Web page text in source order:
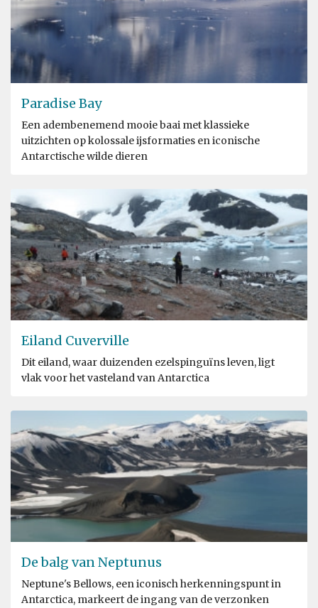
Paradise Bay
Een adembenemend mooie baai met klassieke
uitzichten op kolossale ijsformaties en iconische
Antarctische wilde dieren
Eiland Cuverville
Dit eiland, waar duizenden ezelspinguïns leven, ligt
vlak voor het vasteland van Antarctica
De balg van Neptunus
Neptune's Bellows, een iconisch herkenningspunt in
Antarctica, markeert de ingang van de verzonken